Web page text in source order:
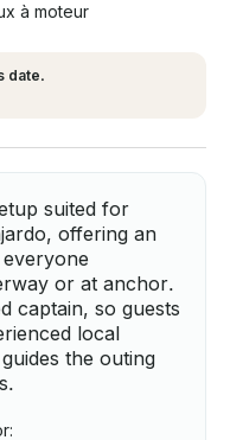
à moteur
date.
suited for
offering an
or at anchor.
captain, so guests
local
the outing